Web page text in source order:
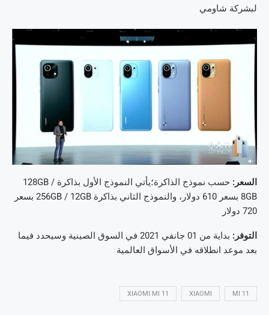
لبشركة شاومي
السعر:
حسب نموذج الذاكرة؛يأتي النموذج الأول بذاكرة 128GB /
8GB بسعر 610 دولار، والنموذج الثاني بذاكرة 256GB / 12GB بسعر
720 دولار
التوفر:
بداية من 01 جانفي 2021 في السوق الصينية وسيحدد فيما
بعد موعد انطلاقه في الأسواق العالمية
MI 11
XIAOMI
XIAOMI MI 11